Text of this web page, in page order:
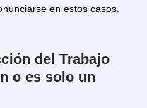
del Trabajo, entre otras.